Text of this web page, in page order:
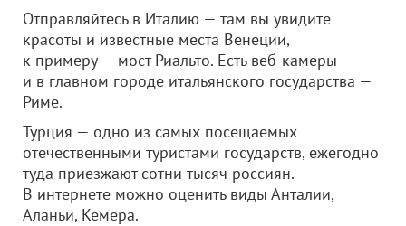
Отправляйтесь в Италию — там вы увидите
красоты и известные места Венеции,
к примеру — мост Риальто. Есть веб-камеры
и в главном городе итальянского государства —
Риме.
Турция — одно из самых посещаемых
отечественными туристами государств, ежегодно
туда приезжают сотни тысяч россиян.
В интернете можно оценить виды Анталии,
Аланьи, Кемера.